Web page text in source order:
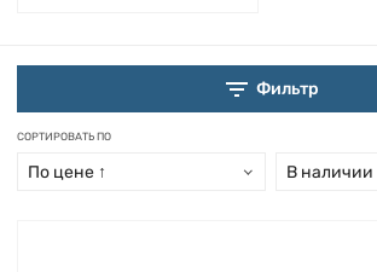
Фильтр
СОРТИРОВАТЬ ПО
По цене ↑